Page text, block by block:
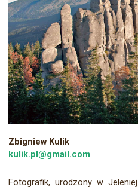
Zbigniew Kulik
kulik.pl@gmail.com
Fotografik, urodzony w